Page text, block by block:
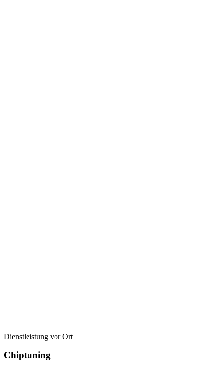
Dienstleistung vor Ort
Chiptuning